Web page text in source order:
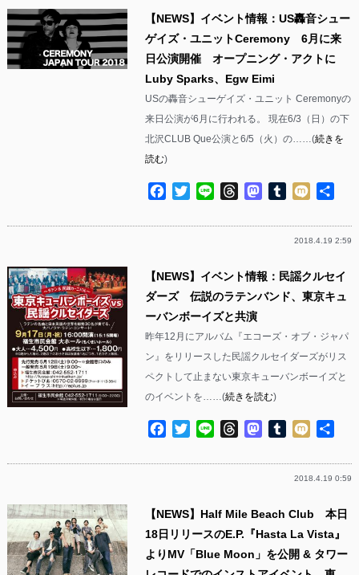
【NEWS】イベント情報：US轟音シュー
ゲイズ・ユニットCeremony 6月に来
日公演開催 オープニング・アクトに
Luby Sparks、Egw Eimi
USの轟音シューゲイズ・ユニット Ceremonyの
来日公演が6月に行われる。 現在6/3（日）の下
北沢CLUB Que公演と6/5（火）の……(続きを
読む)
Facebook
TwitterLine ThreadsMastodon
Tumblr
Mixi
2018.4.19 2:59
【NEWS】イベント情報：民謡クルセイ
ダーズ 伝説のラテンバンド、東京キュ
ーバンボーイズと共演
昨年12月にアルバム『エコーズ・オブ・ジャパ
ン』をリリースした民謡クルセイダーズがリス
ペクトして止まない東京キューバンボーイズと
のイベントを……(続きを読む)
Facebook
TwitterLine ThreadsMastodon
Tumblr
Mixi
2018.4.19 0:59
【NEWS】Half Mile Beach Club 本日
18日リリースのE.P.『Hasta La Vista』
よりMV「Blue Moon」を公開 & タワー